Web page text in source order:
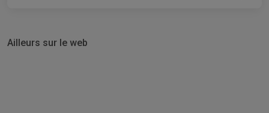
Ailleurs sur le web